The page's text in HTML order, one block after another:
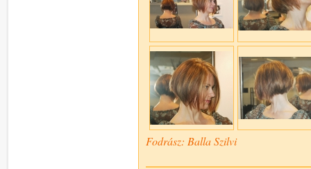
Fodrász: Balla Szilvi